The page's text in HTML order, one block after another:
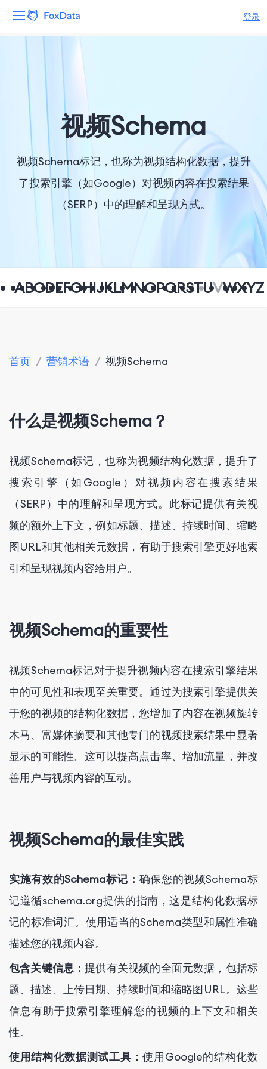
登录
解决方案 视频Schema
视频Schema标记，也称为视频结构化数据，提升
了搜索引擎（如Google）对视频内容在搜索结果
（SERP）中的理解和呈现方式。
ABCDEFGHIJKLMNOPQRSTUVWXYZ
首页 / 营销术语 / 视频Schema
什么是视频Schema？
视频Schema标记，也称为视频结构化数据，提升了
搜索引擎（如Google）对视频内容在搜索结果
（SERP）中的理解和呈现方式。此标记提供有关视
频的额外上下文，例如标题、描述、持续时间、缩略
图URL和其他相关元数据，有助于搜索引擎更好地索
引和呈现视频内容给用户。
视频Schema的重要性
视频Schema标记对于提升视频内容在搜索引擎结果
中的可见性和表现至关重要。通过为搜索引擎提供关
于您的视频的结构化数据，您增加了内容在视频旋转
木马、富媒体摘要和其他专门的视频搜索结果中显著
显示的可能性。这可以提高点击率、增加流量，并改
善用户与视频内容的互动。
视频Schema的最佳实践
实施有效的Schema标记： 确保您的视频Schema标
记遵循schema.org提供的指南，这是结构化数据标
记的标准词汇。使用适当的Schema类型和属性准确
描述您的视频内容。
包含关键信息：提供有关视频的全面元数据，包括标
题、描述、上传日期、持续时间和缩略图URL。这些
信息有助于搜索引擎理解您的视频的上下文和相关
性。
使用结构化数据测试工具：使用Google的结构化数